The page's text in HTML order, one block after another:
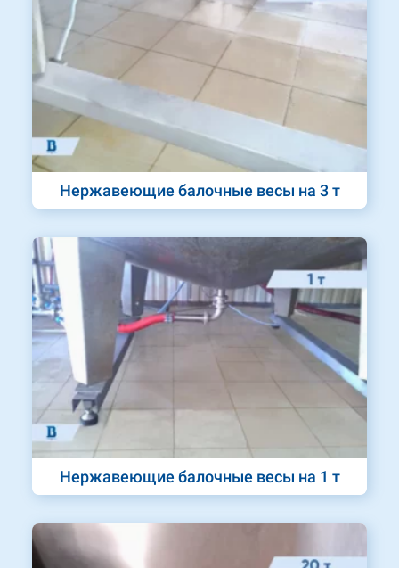
Нержавеющие балочные весы на 3 т
Нержавеющие балочные весы на 1 т